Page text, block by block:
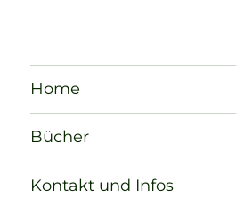
Home
Bücher
Kontakt und Infos